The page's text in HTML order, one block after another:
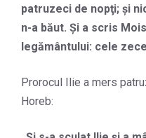
patruzeci de nopţi; şi
n-a băut. Şi a scris
legământului: cele
Prorocul Ilie a mers
Horeb: